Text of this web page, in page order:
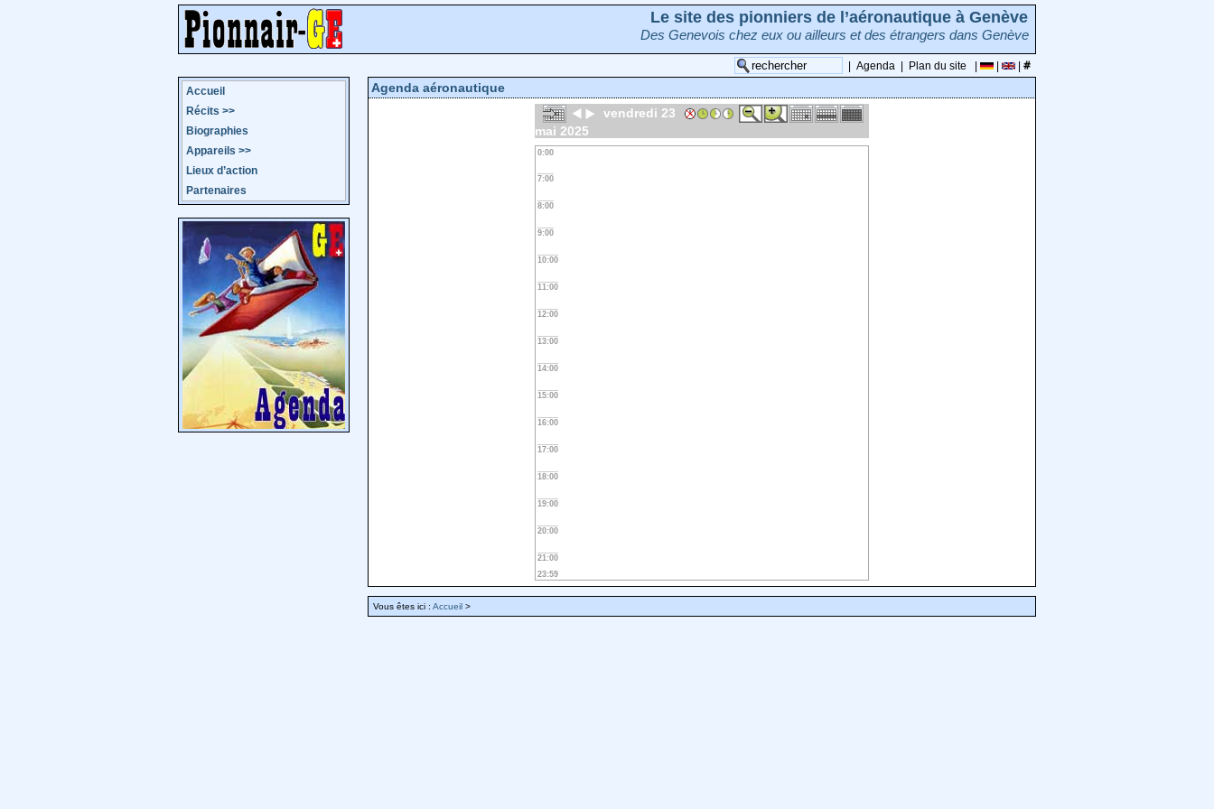
Le site des pionniers de l’aéronautique à Genève
Des Genevois chez eux ou ailleurs et des étrangers dans Genève
Agenda Plan du site
Accueil
Récits >>
Biographies
Appareils >>
Lieux d’action
Partenaires
Agenda aéronautique
vendredi 23
mai 2025
0:00
7:00
8:00
9:00
10:00
11:00
12:00
13:00
14:00
15:00
16:00
17:00
18:00
19:00
20:00
21:00
23:59
Vous êtes ici : Accueil >